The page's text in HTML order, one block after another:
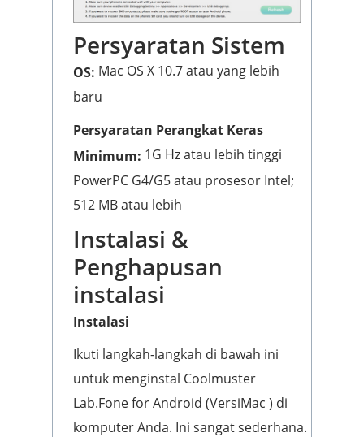
Persyaratan Sistem
OS: Mac OS X 10.7 atau yang lebih
baru
Persyaratan Perangkat Keras
Minimum: 1G Hz atau lebih tinggi
PowerPC G4/G5 atau prosesor Intel;
512 MB atau lebih
Instalasi &
Penghapusan
instalasi
Instalasi
Ikuti langkah-langkah di bawah ini
untuk menginstal Coolmuster
Lab.Fone for Android (VersiMac ) di
komputer Anda. Ini sangat sederhana.